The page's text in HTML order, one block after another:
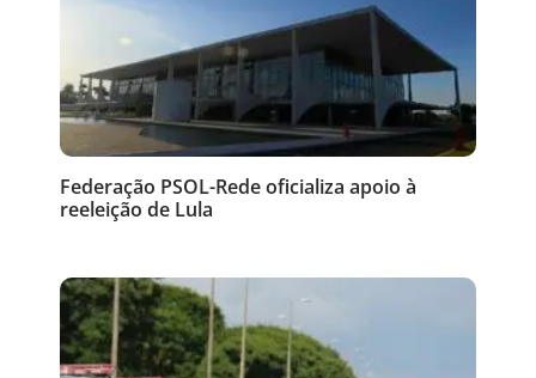
Federação PSOL-Rede oficializa apoio à
reeleição de Lula